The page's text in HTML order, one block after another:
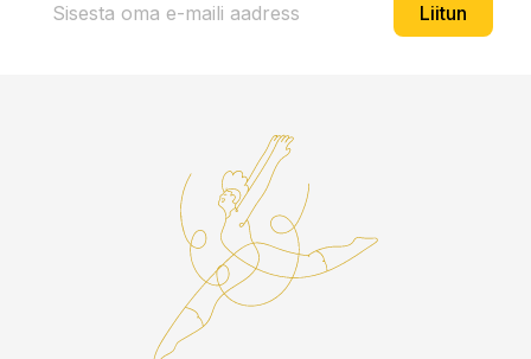
Liitun